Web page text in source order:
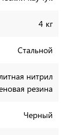
4 кг
Стальной
нитрил
резина
Черный